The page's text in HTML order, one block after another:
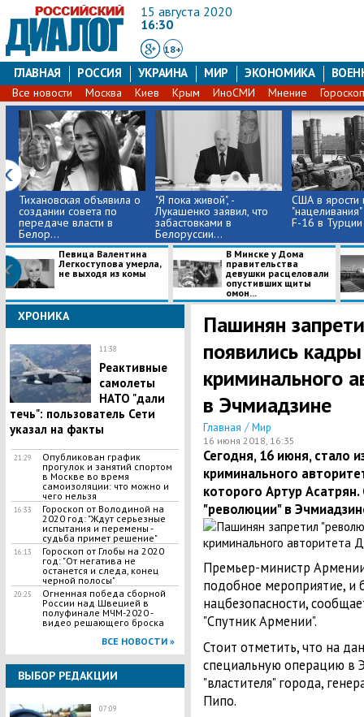
15 августа 2020
16:30
18+
ГЛАВНАЯ РОССИЯ УКРАИНА МИР ЭКОНОМИКА
Все новости Москва Киев Крым ИноСМИ Мнение
Тихановская объявила о
создании совета по
передаче власти в
Белор...
"Я пока живой", -
Лукашенко заявил, что
забастовками в
Белоруссии...
США в ярости
F-16 в Турции
Певица Валентина
Легкоступова умерла,
не выходя из комы
В Минске у Дома
правительства
девушки расцеловали
опустивших щиты
омон...
ХРОНИКА
11:38
Реактивные
самолеты
НАТО "дали
течь": пользователь Сети
указал на факты
21:29
Опубликован график
прогулок и занятий спортом
в Москве во время
самоизоляции: что можно и
чего нельзя
16:33
Гороскоп от Володиной на
2020 год: "Ждут серьезные
испытания и перемены -
судьба примет решение"
16:13
Гороскоп от Глобы на 2020
год: "От негатива не
останется и следа, конец
черной полосы"
20:25
Огненная победа сборной
России над Швецией в
полуфинале МЧМ-2020 -
видео решающего броска
ВСЕ НОВОСТИ »
ВЫБОР РЕДАКЦИИ
07:09
​Пашинян
появились
криминального
в Эчмиадзине
Главная / Мир
16 июня 2018, 16:35
Сегодня, 16 июня, стало
криминального
которого Артур
"революции" в
Премьер-министр
подобное мероприятие, и
нацбезопасности,
"Спутник Армении".
Стоит отметить, что на
специальную операцию в
"властителя" города,
Пипо.